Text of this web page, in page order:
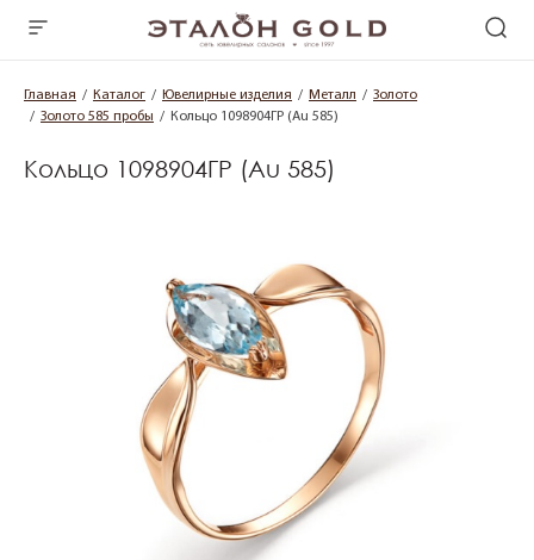
Главная Каталог Ювелирные изделия Металл
Золото
Золото 585 пробы
Кольцо 1098904ГР (Au 585)
Кольцо 1098904ГР (Au 585)